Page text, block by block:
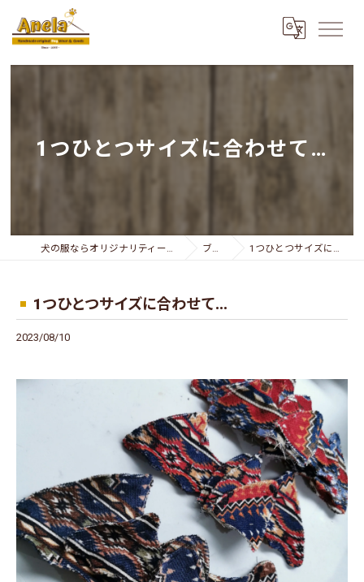
1つひとつサイズに合わせて…
犬の服ならオリジナリティー溢れるAnela ブログ 1つひとつサイズに合わせて…
1つひとつサイズに合わせて…
2023/08/10